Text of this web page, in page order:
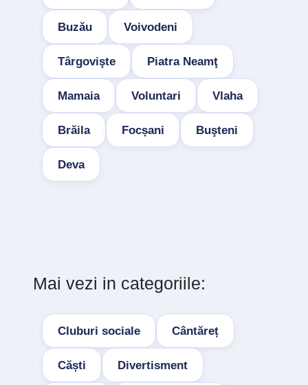
Buzău Voivodeni
Târgovişte Piatra Neamţ
Mamaia Voluntari Vlaha
Brăila Focșani Buşteni
Deva
Mai vezi in categoriile:
Cluburi sociale Cântăreț
Căști Divertisment